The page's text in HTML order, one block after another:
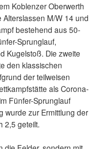
Koblenzer Oberwerth
Alterslassen M/W 14 und
bestehend aus 50-
Sprunglauf,
Kugelstoß. Die zweite
den klassischen
der teilweisen
als Corona-
Fünfer-Sprunglauf
wurde zur Ermittlung der
2,5 geteilt.